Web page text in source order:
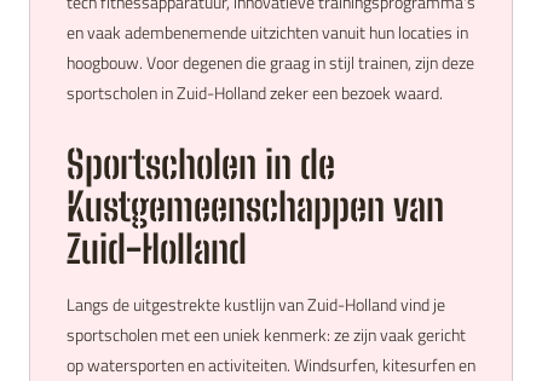
en vaak adembenemende uitzichten vanuit hun locaties in
hoogbouw. Voor degenen die graag in stijl trainen, zijn deze
sportscholen in Zuid-Holland zeker een bezoek waard.
Sportscholen in de
Kustgemeenschappen van
Zuid-Holland
Langs de uitgestrekte kustlijn van Zuid-Holland vind je
sportscholen met een uniek kenmerk: ze zijn vaak gericht
op watersporten en activiteiten. Windsurfen, kitesurfen en